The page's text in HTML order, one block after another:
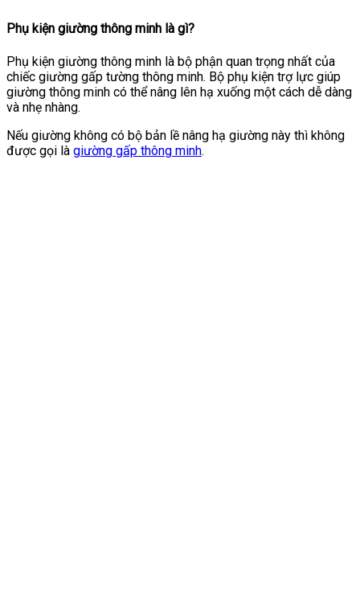
Phụ kiện giường thông minh là gì?
Phụ kiện giường thông minh là bộ phận quan trọng nhất của
chiếc giường gấp tường thông minh. Bộ phụ kiện trợ lực giúp
giường thông minh có thể nâng lên hạ xuống một cách dễ dàng
và nhẹ nhàng.
Nếu giường không có bộ bản lề nâng hạ giường này thì không
được gọi là giường gấp thông minh.